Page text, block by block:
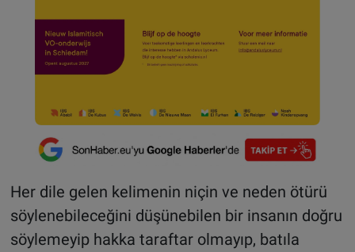
Her dile gelen kelimenin niçin ve neden ötürü
söylenebileceğini düşünebilen bir insanın doğru
söylemeyip hakka taraftar olmayıp, batıla